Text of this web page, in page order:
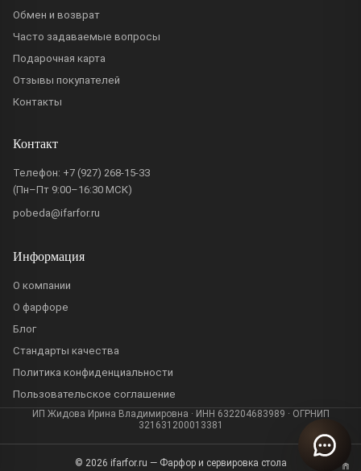
Обмен и возврат
Часто задаваемые вопросы
Подарочная карта
Отзывы покупателей
Контакты
Контакт
Телефон: +7 (927) 268-15-33
(Пн–Пт 9:00–16:30 МСК)
pobeda@ifarfor.ru
Информация
О компании
О фарфоре
Блог
Стандарты качества
Политика конфиденциальности
Пользовательское соглашение
ИП Жидова Ирина Владимировна · ИНН 632204683989 · ОГРНИП
321631200013381
© 2026 ifarfor.ru — Фарфор и сервировка стола